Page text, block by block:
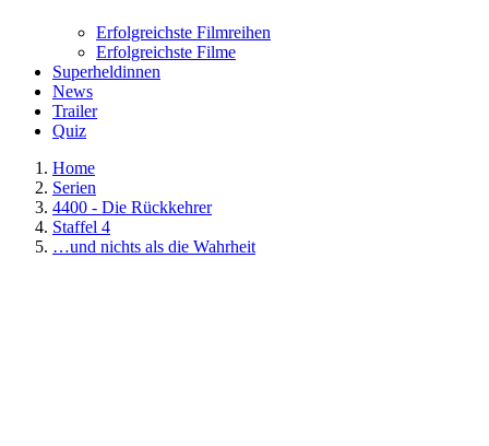
Erfolgreichste Filmreihen
Erfolgreichste Filme
Superheldinnen
News
Trailer
Quiz
Home
Serien
4400 - Die Rückkehrer
Staffel 4
…und nichts als die Wahrheit